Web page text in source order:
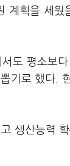
계획을 세웠
도 평소보
로 했다.
생산능력